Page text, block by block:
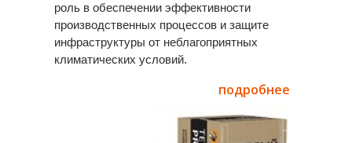
роль в обеспечении эффективности
производственных процессов и защите
инфраструктуры от неблагоприятных
климатических условий.
подробнее